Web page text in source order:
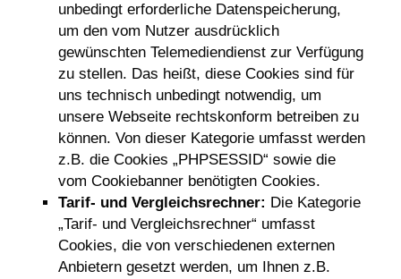
unbedingt erforderliche Datenspeicherung,
um den vom Nutzer ausdrücklich
gewünschten Telemediendienst zur Verfügung
zu stellen. Das heißt, diese Cookies sind für
uns technisch unbedingt notwendig, um
unsere Webseite rechtskonform betreiben zu
können. Von dieser Kategorie umfasst werden
z.B. die Cookies „PHPSESSID“ sowie die
vom Cookiebanner benötigten Cookies.
Tarif- und Vergleichsrechner: Die Kategorie
„Tarif- und Vergleichsrechner“ umfasst
Cookies, die von verschiedenen externen
Anbietern gesetzt werden, um Ihnen z.B.